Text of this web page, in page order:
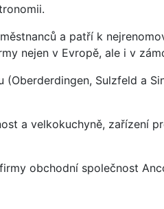
a patří k
nejen v Evropě, ale i v
Sulzfeld a
a velkokuchyně, zařízení
obchodní společnost